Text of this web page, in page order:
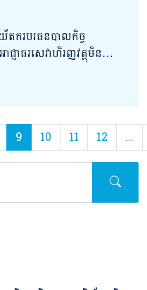
តករបរធនបាលកិច្ច
ាធរសេវាហិរញ្ញវត្ថុមិនមែន
ច្ចប្រជុំក្រុមប្រឹក្សា
9 10 11 12 ...